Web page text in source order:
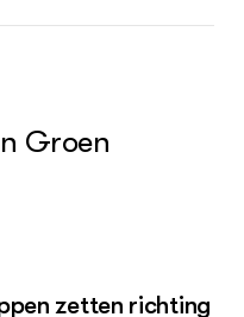
Groen
zetten richting